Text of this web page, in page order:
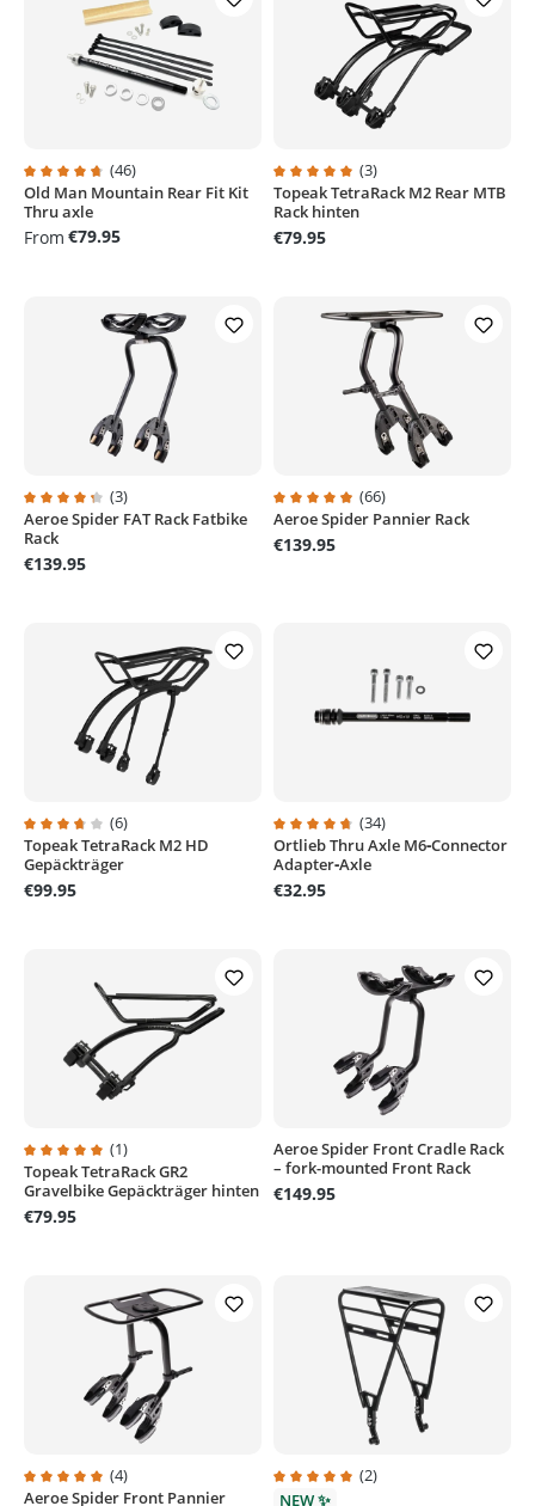
Average rating of 4.7 out of 5 stars
(46)
Old Man Mountain Rear Fit Kit
Thru axle
From €79.95
Average rating of 5 out of 5 stars
(3)
Topeak TetraRack M2 Rear MTB
Rack hinten
€79.95
Average rating of 4.3 out of 5 stars
(3)
Aeroe Spider FAT Rack Fatbike
Rack
€139.95
Average rating of 4.9 out of 5
(66)
Aeroe Spider Pannier Rack
€139.95
Average rating of 3.8 out of 5 stars
(6)
Topeak TetraRack M2 HD
Gepäckträger
€99.95
Average rating of 4.7 out of 5
(34)
Ortlieb Thru Axle M6‑Connector
Adapter‑Axle
€32.95
Average rating of 5 out of 5 stars
(1)
Topeak TetraRack GR2
Gravelbike Gepäckträger hinten
€79.95
Aeroe Spider Front Cradle Rack
– fork-mounted Front Rack
€149.95
Average rating of 5 out of 5 stars
(4)
Aeroe Spider Front Pannier
Average rating of 5 out of 5 stars
(2)
NEW ✨